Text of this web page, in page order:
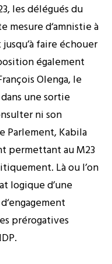
les délégués du
d‘amnistie à
faire échouer
également
Olenga, le
une sortie
ni son
Parlement, Kabila
permettant au M23
Là ou l’on
logique d’une
prérogatives